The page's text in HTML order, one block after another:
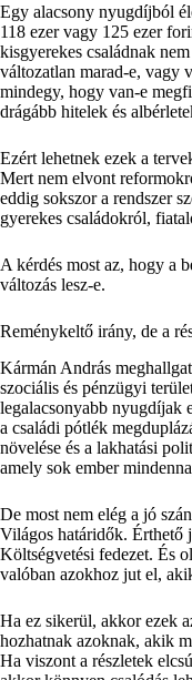
Egy alacsony nyugdíjból
118 ezer vagy 125 ezer
kisgyerekes családnak
változatlan marad-e, vagy
mindegy, hogy van-e
drágább hitelek és
Ezért lehetnek ezek a
Mert nem elvont
eddig sokszor a rendszer
gyerekes családokról,
A kérdés most az, hogy a
változás lesz-e.
Reménykeltő irány, de a
Kármán András
szociális és pénzügyi
legalacsonyabb nyugdíjak
a családi pótlék
növelése és a lakhatási
amely sok ember
De most nem elég a jó
Világos határidők. Érthető
Költségvetési fedezet. És
valóban azokhoz jut el,
Ha ez sikerül, akkor ezek
hozhatnak azoknak, akik
Ha viszont a részletek